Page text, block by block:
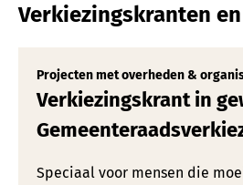
Verkiezingskranten
Projecten met overheden &
Verkiezingskrant in
Speciaal voor mensen die